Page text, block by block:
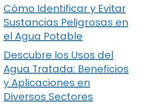
Cómo Identificar y Evitar
Sustancias Peligrosas en
el Agua Potable
Descubre los Usos del
Agua Tratada: Beneficios
y Aplicaciones en
Diversos Sectores